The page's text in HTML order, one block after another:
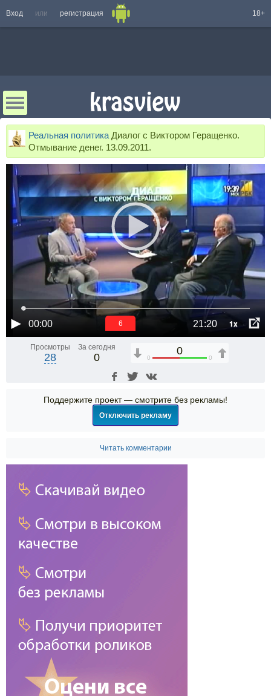
Вход или регистрация 18+
Реальная политика Диалог с Виктором Геращенко.
Отмывание денег. 13.09.2011.
00:00 21:20 1x
5
Просмотры
28
За сегодня
0
0
0 0
Поддержите проект — смотрите без рекламы!
Отключить рекламу
Читать комментарии